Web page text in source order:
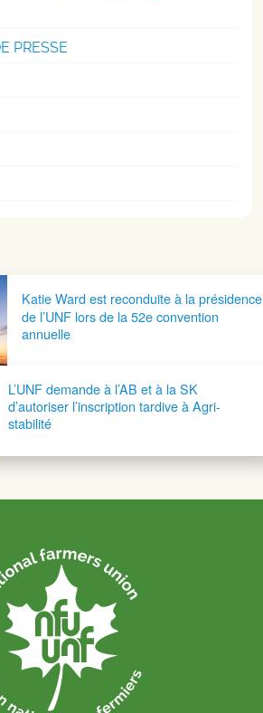
PRESSE
Katie Ward est reconduite à la présidence
de l’UNF lors de la 52e convention
annuelle
L’UNF demande à l’AB et à la SK
d’autoriser l’inscription tardive à Agri-
stabilité